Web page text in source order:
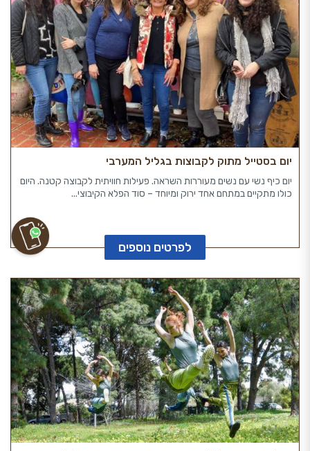
יום בסטייל מתוק לקבוצות בגליל המערבי
יום כיף נשי עם נשים מעוררות השראה. פעילות חוויתית לקבוצה קטנה. היום
כולו מתקיים במתחם אחד ירוק ומיוחד – סוד הפלא הקיבוצי...
לפרטים נוספים